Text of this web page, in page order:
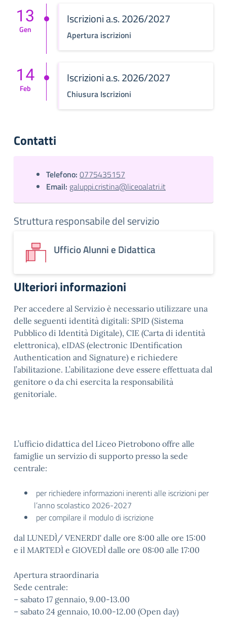
Iscrizioni a.s. 2026/2027
Apertura iscrizioni
13
Gen
Iscrizioni a.s. 2026/2027
Chiusura Iscrizioni
14
Feb
Contatti
Telefono: 0775435157
Email: galuppi.cristina@liceoalatri.it
Struttura responsabile del servizio
Ufficio Alunni e Didattica
Ulteriori informazioni
Per accedere al Servizio è necessario utilizzare una
delle seguenti identità digitali: SPID (Sistema
Pubblico di Identità Digitale), CIE (Carta di identità
elettronica), eIDAS (electronic IDentification
Authentication and Signature) e richiedere
l’abilitazione. L’abilitazione deve essere effettuata dal
genitore o da chi esercita la responsabilità
genitoriale.
L’ufficio didattica del Liceo Pietrobono offre alle
famiglie un servizio di supporto presso la sede
centrale:
per richiedere informazioni inerenti alle iscrizioni per
l’anno scolastico 2026-2027
per compilare il modulo di iscrizione
dal LUNEDÌ/ VENERDI' dalle ore 8:00 alle ore 15:00
e il MARTEDÌ e GIOVEDÌ dalle ore 08:00 alle 17:00
Apertura straordinaria
Sede centrale:
– sabato 17 gennaio, 9.00-13.00
– sabato 24 gennaio, 10.00-12.00 (Open day)